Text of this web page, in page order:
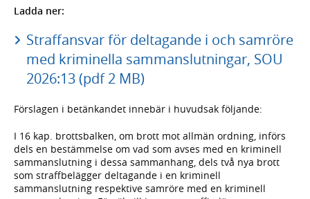
Ladda ner:
Straffansvar för deltagande i och samröre
med kriminella sammanslutningar, SOU
2026:13 (pdf 2 MB)
Förslagen i betänkandet innebär i huvudsak följande:
I 16 kap. brottsbalken, om brott mot allmän ordning, införs
dels en bestämmelse om vad som avses med en kriminell
sammanslutning i dessa sammanhang, dels två nya brott
som straffbelägger deltagande i en kriminell
sammanslutning respektive samröre med en kriminell